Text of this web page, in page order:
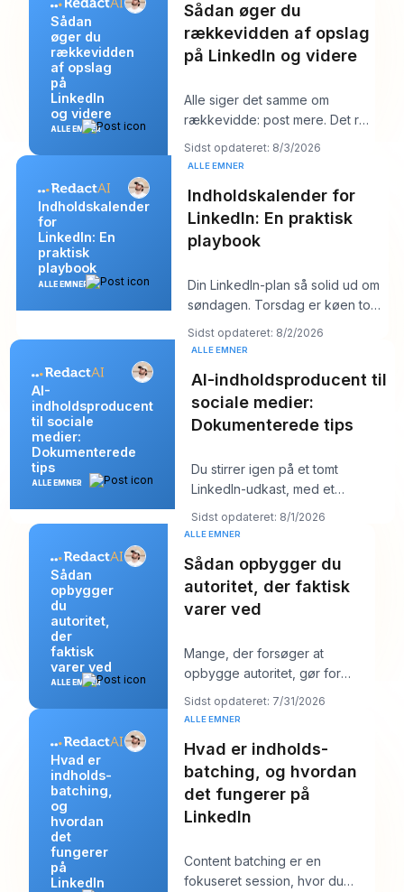
Sådan
øger du
rækkevidden
af opslag
på
LinkedIn
og videre
ALLE EMNER
Sådan øger du
rækkevidden af opslag
på LinkedIn og videre
Alle siger det samme om
rækkevidde: post mere. Det råd
lyder produktivt, men det
skjuler som regel k
Sidst opdateret: 8/3/2026
Indholdskalender
for
LinkedIn: En
praktisk
playbook
ALLE EMNER
ALLE EMNER
Indholdskalender for
LinkedIn: En praktisk
playbook
Din LinkedIn-plan så solid ud om
søndagen. Torsdag er køen tom,
hooket du kunne lide føles fladt,
og
Sidst opdateret: 8/2/2026
AI-
indholdsproducent
til sociale
medier:
Dokumenterede
tips
ALLE EMNER
ALLE EMNER
AI-indholdsproducent til
sociale medier:
Dokumenterede tips
Du stirrer igen på et tomt
LinkedIn-udkast, med et
kundemøde om ti minutter og et
opslag, der burde
Sidst opdateret: 8/1/2026
Sådan
opbygger
du
autoritet,
der
faktisk
varer ved
ALLE EMNER
ALLE EMNER
Sådan opbygger du
autoritet, der faktisk
varer ved
Mange, der forsøger at
opbygge autoritet, gør for
meget af det forkerte. De
poster mere, jagter stør
Sidst opdateret: 7/31/2026
Hvad er
indholds-
batching,
og
hvordan
det
fungerer
på
LinkedIn
ALLE EMNER
Hvad er indholds-
batching, og hvordan
det fungerer på
LinkedIn
Content batching er en
fokuseret session, hvor du